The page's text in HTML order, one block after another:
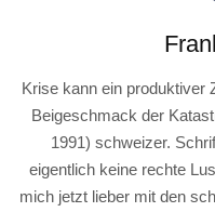
Krise kann ein produktiver
Beigeschmack der
1991) schweizer.
eigentlich keine rechte
mich jetzt lieber mit den